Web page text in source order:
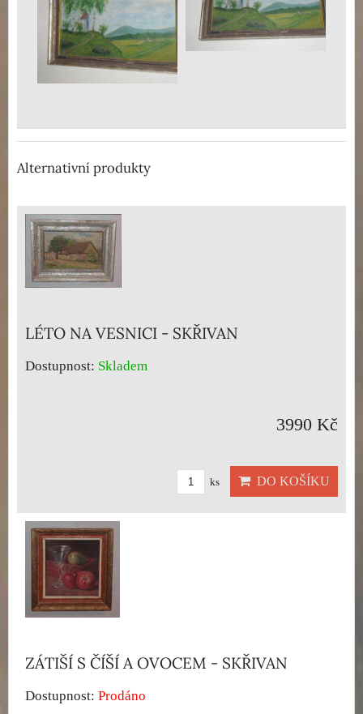
Alternativní produkty
LÉTO NA VESNICI - SKŘIVAN
Dostupnost: Skladem
3990 Kč
ks DO KOŠÍKU
ZÁTIŠÍ S ČÍŠÍ A OVOCEM - SKŘIVAN
Dostupnost: Prodáno